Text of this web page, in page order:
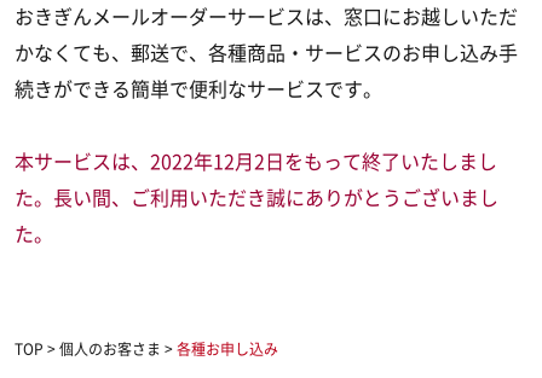
おきぎんメールオーダーサービスは、窓口にお越しいただ
かなくても、郵送で、各種商品・サービスのお申し込み手
続きができる簡単で便利なサービスです。
本サービスは、2022年12月2日をもって終了いたしまし
た。長い間、ご利用いただき誠にありがとうございまし
た。
TOP >個人のお客さま >各種お申し込み